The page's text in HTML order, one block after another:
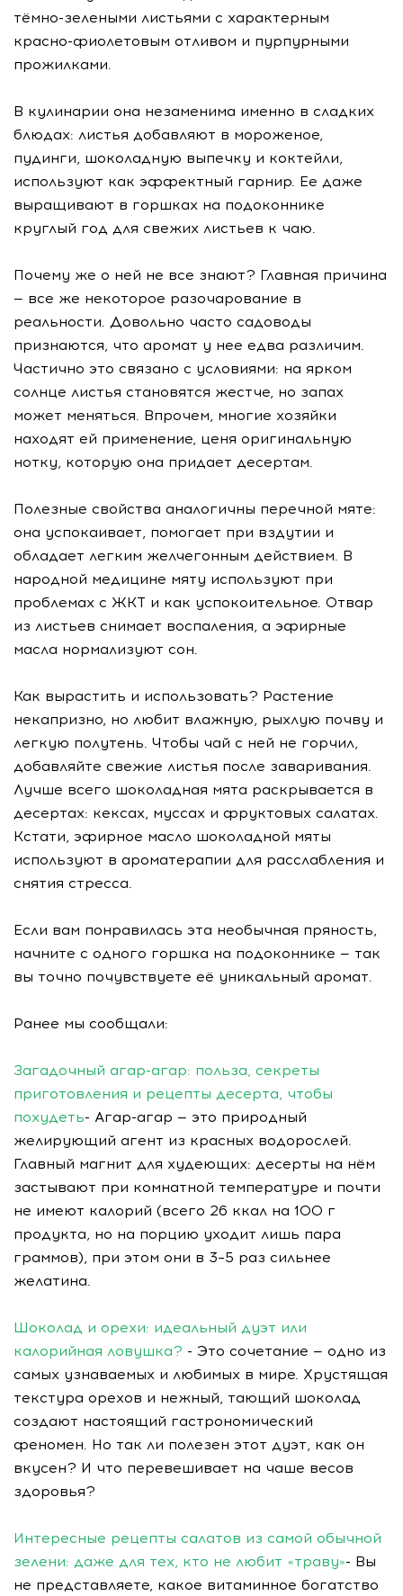
тёмно-зелеными листьями с характерным
красно-фиолетовым отливом и пурпурными
прожилками.
В кулинарии она незаменима именно в сладких
блюдах: листья добавляют в мороженое,
пудинги, шоколадную выпечку и коктейли,
используют как эффектный гарнир. Ее даже
выращивают в горшках на подоконнике
круглый год для свежих листьев к чаю.
Почему же о ней не все знают? Главная причина
— все же некоторое разочарование в
реальности. Довольно часто садоводы
признаются, что аромат у нее едва различим.
Частично это связано с условиями: на ярком
солнце листья становятся жестче, но запах
может меняться. Впрочем, многие хозяйки
находят ей применение, ценя оригинальную
нотку, которую она придает десертам.
Полезные свойства аналогичны перечной мяте:
она успокаивает, помогает при вздутии и
обладает легким желчегонным действием. В
народной медицине мяту используют при
проблемах с ЖКТ и как успокоительное. Отвар
из листьев снимает воспаления, а эфирные
масла нормализуют сон.
Как вырастить и использовать? Растение
некапризно, но любит влажную, рыхлую почву и
легкую полутень. Чтобы чай с ней не горчил,
добавляйте свежие листья после заваривания.
Лучше всего шоколадная мята раскрывается в
десертах: кексах, муссах и фруктовых салатах.
Кстати, эфирное масло шоколадной мяты
используют в ароматерапии для расслабления и
снятия стресса.
Если вам понравилась эта необычная пряность,
начните с одного горшка на подоконнике — так
вы точно почувствуете её уникальный аромат.
Ранее мы сообщали:
Загадочный агар-агар: польза, секреты
приготовления и рецепты десерта, чтобы
похудеть- Агар-агар — это природный
желирующий агент из красных водорослей.
Главный магнит для худеющих: десерты на нём
застывают при комнатной температуре и почти
не имеют калорий (всего 26 ккал на 100 г
продукта, но на порцию уходит лишь пара
граммов), при этом они в 3–5 раз сильнее
желатина.
Шоколад и орехи: идеальный дуэт или
калорийная ловушка? - Это сочетание — одно из
самых узнаваемых и любимых в мире. Хрустящая
текстура орехов и нежный, тающий шоколад
создают настоящий гастрономический
феномен. Но так ли полезен этот дуэт, как он
вкусен? И что перевешивает на чаше весов
здоровья?
Интересные рецепты салатов из самой обычной
зелени: даже для тех, кто не любит «траву»- Вы
не представляете, какое витаминное богатство